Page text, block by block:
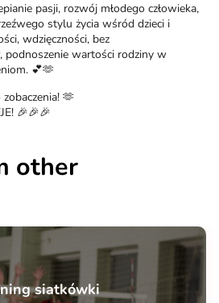
pasji, rozwój młodego człowieka,
stylu życia wśród dzieci i
wdzięczności, bez
wartości rodziny w
💕🫶
🫶
🎉🎉🎉
other
siatkówki